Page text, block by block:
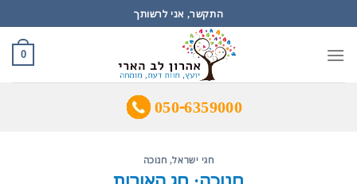
to
content
התקשר, אני לרשותך
0
050-6359000
חגי ישראל, חנוכה